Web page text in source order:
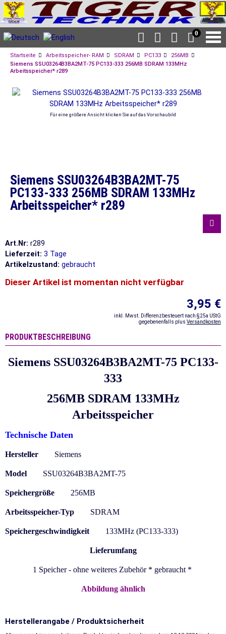
0
Startseite Arbeitsspeicher- RAM SDRAM PC133
256MB
Siemens SSU03264B3BA2MT-75 PC133-333 256MB SDRAM 133MHz
Arbeitsspeicher* r289
Für eine größere Ansicht klicken Sie auf das Vorschaubild
Siemens SSU03264B3BA2MT-75
PC133-333 256MB SDRAM 133MHz
Arbeitsspeicher* r289
Art.Nr: r289
Lieferzeit: 3 Tage
Artikelzustand: gebraucht
Dieser Artikel ist momentan nicht verfügbar
3,95 €
inkl. Mwst. Differenzbesteuert nach §25a UStG
gegebenenfalls plus Versandkosten
PRODUKTBESCHREIBUNG
Siemens SSU03264B3BA2MT-75 PC133-
333
256MB SDRAM 133MHz
Arbeitsspeicher
Technische Daten
Hersteller Siemens
Model SSU03264B3BA2MT-75
Speichergröße 256MB
Arbeitsspeicher-Typ SDRAM
Speichergeschwindigkeit 133MHz (PC133-333)
Lieferumfang
1 Speicher - ohne weiteres Zubehör * gebraucht *
Abbildung ähnlich
Herstellerangabe / Produktsicherheit